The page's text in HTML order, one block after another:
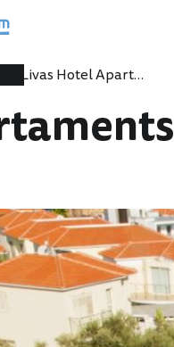
Livas Hotel Apartaments